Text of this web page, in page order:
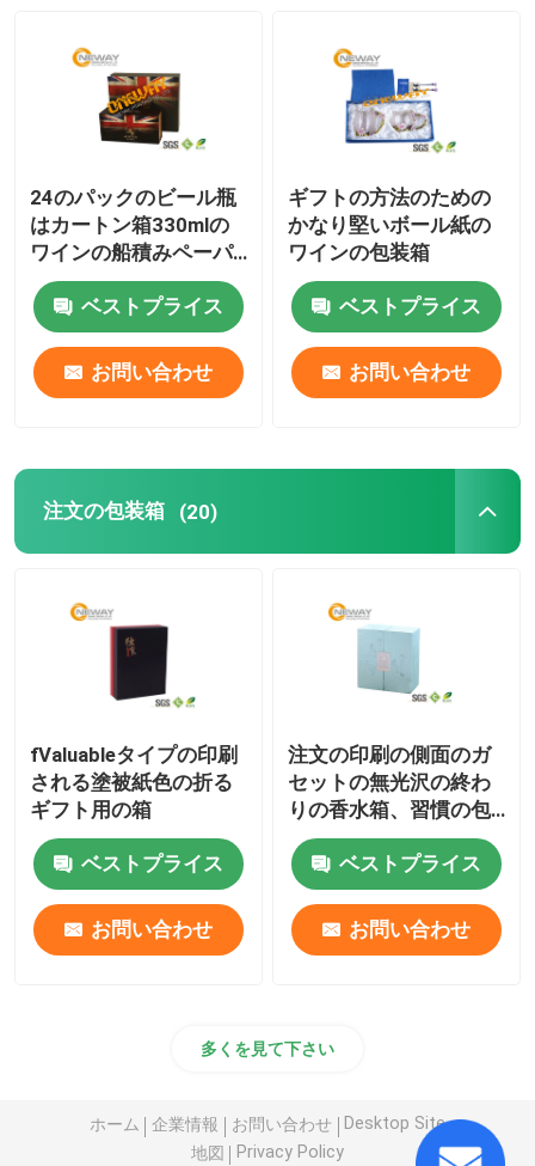
24のパックのビール瓶
はカートン箱330mlの
ワインの船積みペーパ
ー ビール瓶のキャリア
を波形を付けました
ベストプライス
お問い合わせ
ギフトの方法のための
かなり堅いボール紙の
ワインの包装箱
ベストプライス
お問い合わせ
注文の包装箱 (20)
fValuableタイプの印刷
される塗被紙色の折る
ギフト用の箱
ベストプライス
お問い合わせ
注文の印刷の側面のガ
セットの無光沢の終わ
りの香水箱、習慣の包
装箱
ベストプライス
お問い合わせ
多くを見て下さい
ホーム 企業情報 お問い合わせ
Desktop Site
地図
Privacy Policy